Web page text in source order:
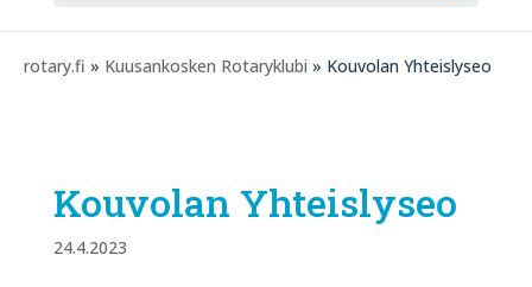
rotary.fi » Kuusankosken Rotaryklubi » Kouvolan Yhteislyseo
Kouvolan Yhteislyseo
24.4.2023